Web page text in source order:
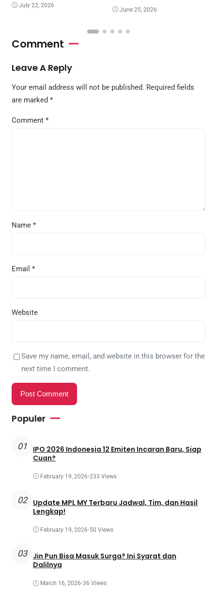
July 22, 2026
June 25, 2026
Comment
Leave A Reply
Your email address will not be published. Required fields
are marked *
Comment *
Name *
Email *
Website
Save my name, email, and website in this browser for the
next time I comment.
Populer
01
IPO 2026 Indonesia 12 Emiten Incaran Baru, Siap
Cuan?
February 19, 2026•233 Views
02
Update MPL MY Terbaru Jadwal, Tim, dan Hasil
Lengkap!
February 19, 2026•50 Views
03
Jin Pun Bisa Masuk Surga? Ini Syarat dan
Dalilnya
March 16, 2026•36 Views